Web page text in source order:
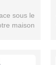
sous le
maison